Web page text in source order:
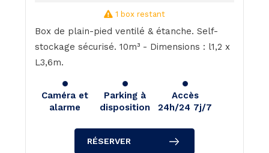
1 box restant
Box de plain-pied ventilé & étanche. Self-
stockage sécurisé. 10m³ - Dimensions : l1,2 x
L3,6m.
Caméra et
alarme
Parking à
disposition
Accès
24h/24 7j/7
RÉSERVER